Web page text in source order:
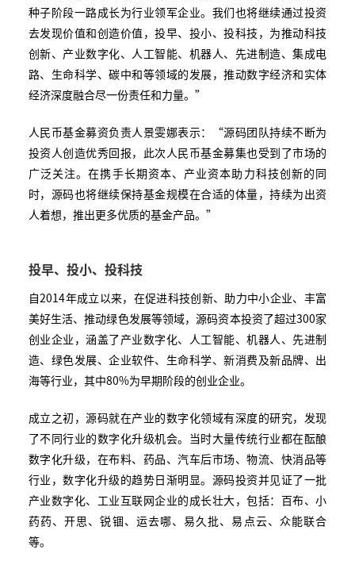
种子阶段一路成长为行业领军企业。我们也将继续通过投资
去发现价值和创造价值，投早、投小、投科技，为推动科技
创新、产业数字化、人工智能、机器人、先进制造、集成电
路、生命科学、碳中和等领域的发展，推动数字经济和实体
经济深度融合尽一份责任和力量。”
人民币基金募资负责人景雯娜表示：“源码团队持续不断为
投资人创造优秀回报，此次人民币基金募集也受到了市场的
广泛关注。在携手长期资本、产业资本助力科技创新的同
时，源码也将继续保持基金规模在合适的体量，持续为出资
人着想，推出更多优质的基金产品。”
投早、投小、投科技
自2014年成立以来，在促进科技创新、助力中小企业、丰富
美好生活、推动绿色发展等领域，源码资本投资了超过300家
创业企业，涵盖了产业数字化、人工智能、机器人、先进制
造、绿色发展、企业软件、生命科学、新消费及新品牌、出
海等行业，其中80%为早期阶段的创业企业。
成立之初，源码就在产业的数字化领域有深度的研究，发现
了不同行业的数字化升级机会。当时大量传统行业都在酝酿
数字化升级，在布料、药品、汽车后市场、物流、快消品等
行业，数字化升级的趋势日渐明显。源码投资并见证了一批
产业数字化、工业互联网企业的成长壮大，包括：百布、小
药药、开思、锐锢、运去哪、易久批、易点云、众能联合
等。